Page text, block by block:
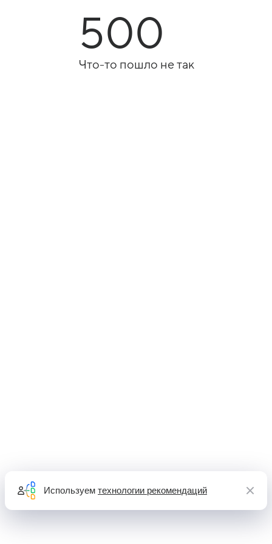
500
Что-то пошло не так
Используем технологии рекомендаций